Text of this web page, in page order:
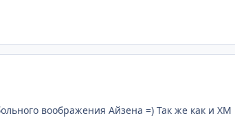
воображения Айзена =) Так же как и ХМ